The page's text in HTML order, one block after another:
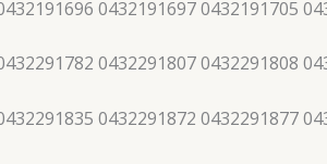
0432191697 0432191705
0432291807 0432291808
0432291872 0432291877